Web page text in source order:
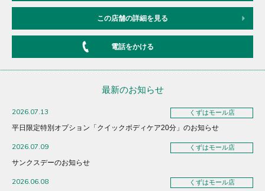
この店舗の詳細を見る
電話をかける
最新のお知らせ
2026.07.13 くずはモール店
平日限定特別オプション「クイックボディケア20分」のお知らせ
2026.07.09 くずはモール店
サンクスデーのお知らせ
2026.06.08 くずはモール店